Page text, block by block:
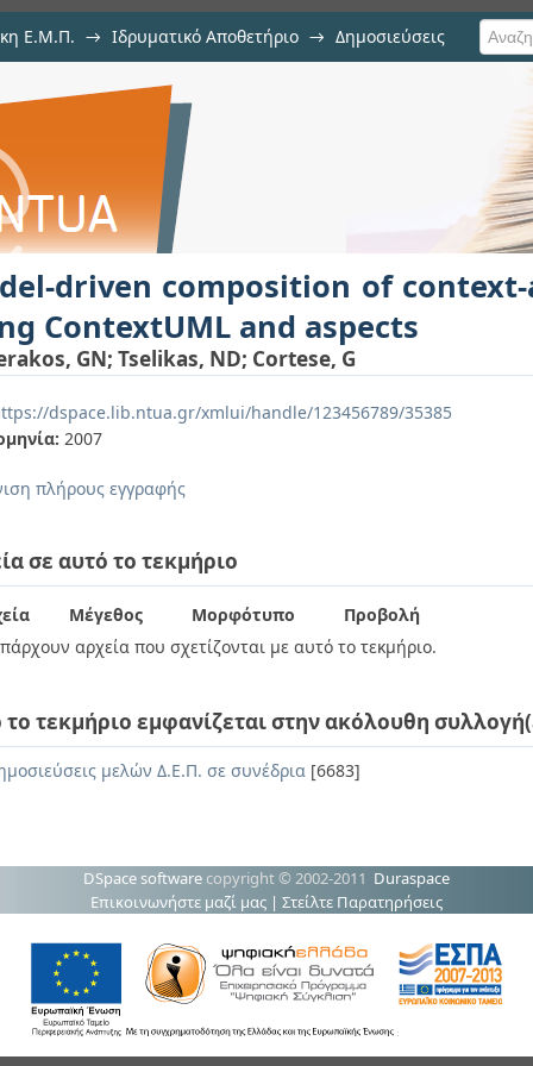
Ε.Μ.Π. → Ιδρυματικό Αποθετήριο → Δημοσιεύσεις
of context-aware web
driven composition of
ContextUML and aspects
GN; Tselikas, ND; Cortese, G
dspace.lib.ntua.gr/xmlui/handle/123456789/35385
2007
πλήρους εγγραφής
σε αυτό το τεκμήριο
Μέγεθος Μορφότυπο
Προβολή
αρχεία που σχετίζονται με αυτό το τεκμήριο.
το τεκμήριο εμφανίζεται στην ακόλουθη
μελών Δ.Ε.Π. σε συνέδρια [6683]
DSpace software copyright © 2002-2011 Duraspace
Επικοινωνήστε μαζί μας | Στείλτε Παρατηρήσεις